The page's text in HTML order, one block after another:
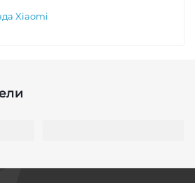
Xiaomi